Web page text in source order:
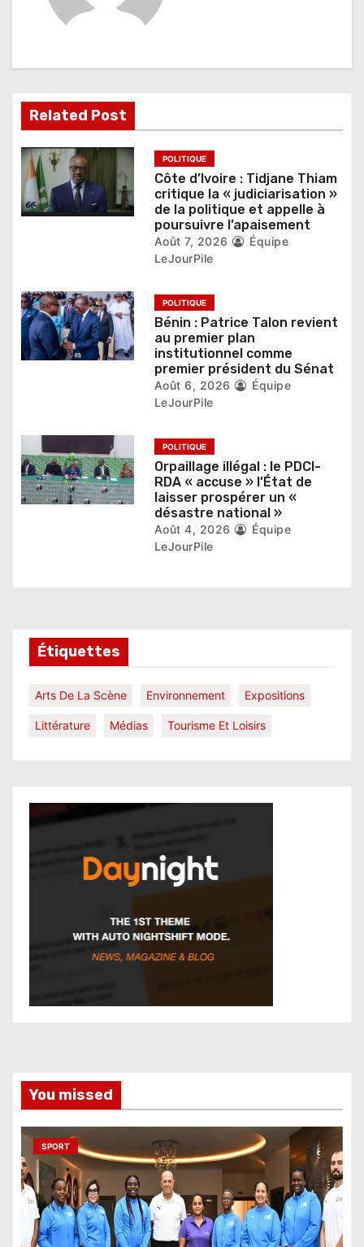
l
’
a
r
c
l
e
Related Post
POLITIQUE
Côte d’Ivoire : Tidjane Thiam
critique la « judiciarisation »
de la politique et appelle à
poursuivre l’apaisement
Août 7, 2026
Équipe
LeJourPile
POLITIQUE
Bénin : Patrice Talon revient
au premier plan
institutionnel comme
premier président du Sénat
Août 6, 2026
Équipe
LeJourPile
POLITIQUE
Orpaillage illégal : le PDCI-
RDA « accuse » l’État de
laisser prospérer un «
désastre national »
Août 4, 2026
Équipe
LeJourPile
Étiquettes
Arts De La Scène Environnement Expositions
Littérature Médias Tourisme Et Loisirs
You missed
SPORT